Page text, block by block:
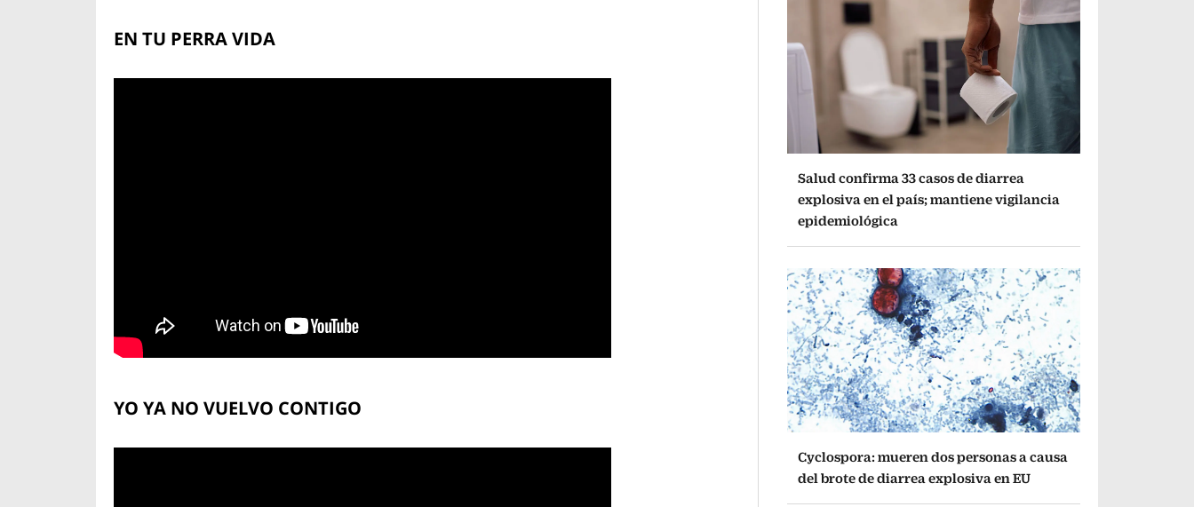
EN TU PERRA VIDA
YO YA NO VUELVO CONTIGO
Salud confirma 33 casos de diarrea
explosiva en el país; mantiene vigilancia
epidemiológica
Cyclospora: mueren dos personas a causa
del brote de diarrea explosiva en EU